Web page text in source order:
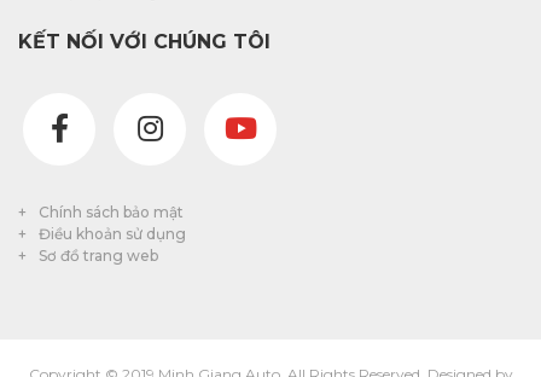
KẾT NỐI VỚI CHÚNG TÔI
Chính sách bảo mật
Điều khoản sử dụng
Sơ đồ trang web